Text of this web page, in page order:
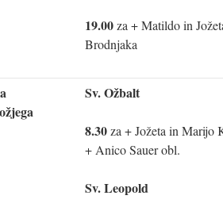
19.00za + Matildo in
Brodnjaka
Sv. Ožbalt
8.30za + Jožeta in Marijo
+ Anico Sauer obl.
Sv. Leopold